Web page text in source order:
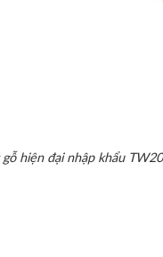
hiện đại nhập khẩu